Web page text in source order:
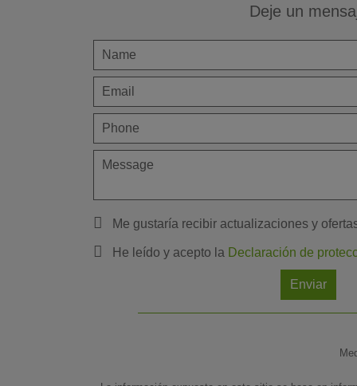
Deje un
Me gustaría recibir actualizaciones y
He leído y acepto la Declaración de
Enviar